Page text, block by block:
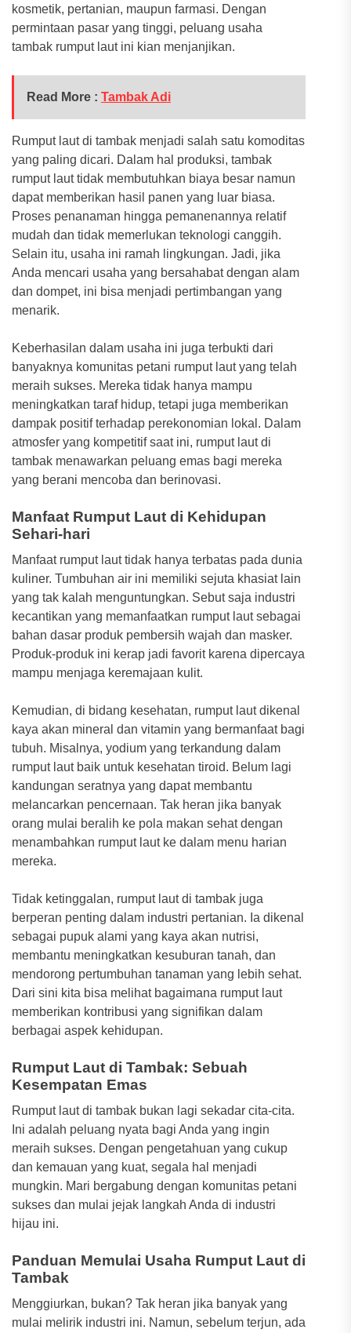
kosmetik, pertanian, maupun farmasi. Dengan
permintaan pasar yang tinggi, peluang usaha
tambak rumput laut ini kian menjanjikan.
Read More : Tambak Adi
Rumput laut di tambak menjadi salah satu komoditas
yang paling dicari. Dalam hal produksi, tambak
rumput laut tidak membutuhkan biaya besar namun
dapat memberikan hasil panen yang luar biasa.
Proses penanaman hingga pemanenannya relatif
mudah dan tidak memerlukan teknologi canggih.
Selain itu, usaha ini ramah lingkungan. Jadi, jika
Anda mencari usaha yang bersahabat dengan alam
dan dompet, ini bisa menjadi pertimbangan yang
menarik.
Keberhasilan dalam usaha ini juga terbukti dari
banyaknya komunitas petani rumput laut yang telah
meraih sukses. Mereka tidak hanya mampu
meningkatkan taraf hidup, tetapi juga memberikan
dampak positif terhadap perekonomian lokal. Dalam
atmosfer yang kompetitif saat ini, rumput laut di
tambak menawarkan peluang emas bagi mereka
yang berani mencoba dan berinovasi.
Manfaat Rumput Laut di Kehidupan
Sehari-hari
Manfaat rumput laut tidak hanya terbatas pada dunia
kuliner. Tumbuhan air ini memiliki sejuta khasiat lain
yang tak kalah menguntungkan. Sebut saja industri
kecantikan yang memanfaatkan rumput laut sebagai
bahan dasar produk pembersih wajah dan masker.
Produk-produk ini kerap jadi favorit karena dipercaya
mampu menjaga keremajaan kulit.
Kemudian, di bidang kesehatan, rumput laut dikenal
kaya akan mineral dan vitamin yang bermanfaat bagi
tubuh. Misalnya, yodium yang terkandung dalam
rumput laut baik untuk kesehatan tiroid. Belum lagi
kandungan seratnya yang dapat membantu
melancarkan pencernaan. Tak heran jika banyak
orang mulai beralih ke pola makan sehat dengan
menambahkan rumput laut ke dalam menu harian
mereka.
Tidak ketinggalan, rumput laut di tambak juga
berperan penting dalam industri pertanian. Ia dikenal
sebagai pupuk alami yang kaya akan nutrisi,
membantu meningkatkan kesuburan tanah, dan
mendorong pertumbuhan tanaman yang lebih sehat.
Dari sini kita bisa melihat bagaimana rumput laut
memberikan kontribusi yang signifikan dalam
berbagai aspek kehidupan.
Rumput Laut di Tambak: Sebuah
Kesempatan Emas
Rumput laut di tambak bukan lagi sekadar cita-cita.
Ini adalah peluang nyata bagi Anda yang ingin
meraih sukses. Dengan pengetahuan yang cukup
dan kemauan yang kuat, segala hal menjadi
mungkin. Mari bergabung dengan komunitas petani
sukses dan mulai jejak langkah Anda di industri
hijau ini.
Panduan Memulai Usaha Rumput Laut di
Tambak
Menggiurkan, bukan? Tak heran jika banyak yang
mulai melirik industri ini. Namun, sebelum terjun, ada